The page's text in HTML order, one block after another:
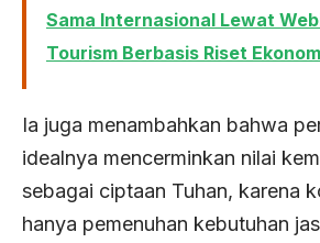
Sama Internasional Lewat
Tourism Berbasis Riset
Ia juga menambahkan bahwa
idealnya mencerminkan nilai
sebagai ciptaan Tuhan, karena
hanya pemenuhan kebutuhan